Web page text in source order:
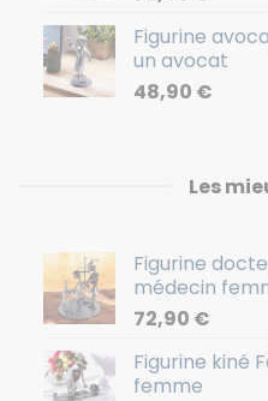
Figurine
un avocat
48,90 €
Les
Figurine
médecin
72,90 €
Figurine kiné
femme